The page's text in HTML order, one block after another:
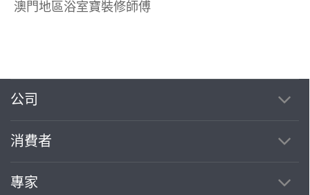
澳門地區浴室寶裝修師傅
公司
消費者
專家